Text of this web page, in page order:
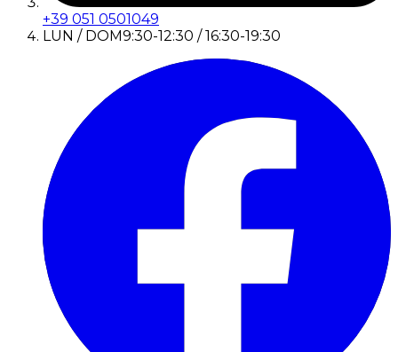
+39 051 0501049
LUN / DOM9:30-12:30 / 16:30-19:30